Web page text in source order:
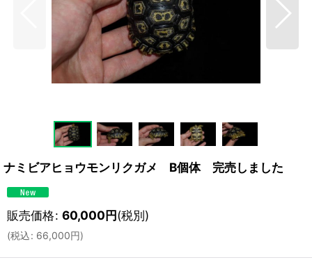
ナミビアヒョウモンリクガメ B個体 完売しました
販売価格: 60,000円(税別)
(税込: 66,000円)